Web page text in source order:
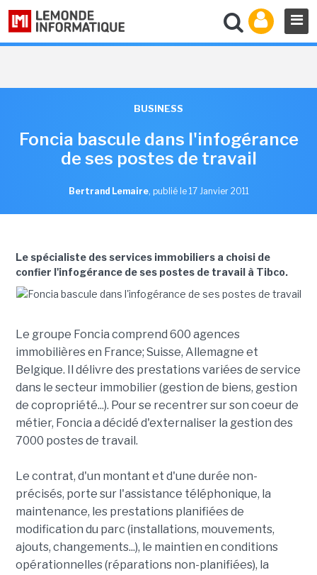
BUSINESS
Foncia bascule dans l'infogérance
de ses postes de travail
Bertrand Lemaire, publié le 17 Janvier 2011
Le spécialiste des services immobiliers a choisi de
confier l'infogérance de ses postes de travail à Tibco.
Le groupe Foncia comprend 600 agences
immobilières en France; Suisse, Allemagne et
Belgique. Il délivre des prestations variées de service
dans le secteur immobilier (gestion de biens, gestion
de copropriété...). Pour se recentrer sur son coeur de
métier, Foncia a décidé d'externaliser la gestion des
7000 postes de travail.
Le contrat, d'un montant et d'une durée non-
précisés, porte sur l'assistance téléphonique, la
maintenance, les prestations planifiées de
modification du parc (installations, mouvements,
ajouts, changements...), le maintien en conditions
opérationnelles (réparations non-planifiées), la